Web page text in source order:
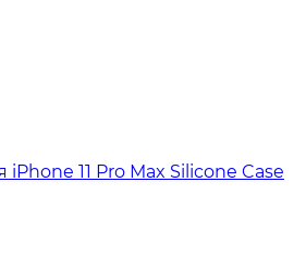
iPhone 11 Pro Max Silicone Case